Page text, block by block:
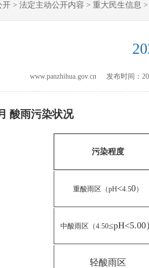
开 > 法定主动公开内容 > 重大民生信息
www.panzhihua.gov.cn 发布时间：
酸雨污染状况
污染程度
重酸雨区（pH<4.50）
中酸雨区（4.50≤pH<5.00
轻酸雨区